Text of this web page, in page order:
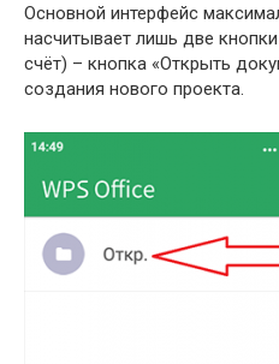
Основной интерфейс
насчитывает лишь две
счёт) – кнопка «Открыть
создания нового проекта.